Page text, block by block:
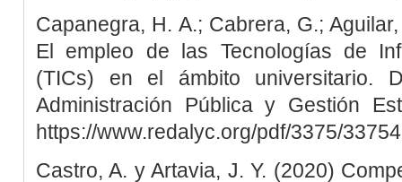
Capanegra, H. A.; Cabrera, G.;
El empleo de las Tecnologías de
(TICs) en el ámbito universitario.
Administración Pública y Gestión
https://www.redalyc.org/pdf/3375/
Castro, A. y Artavia, J. Y. (2020)